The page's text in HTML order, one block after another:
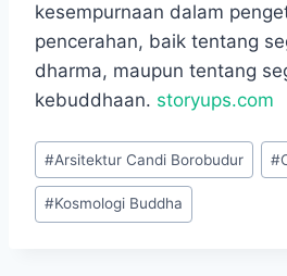
kesempurnaan dalam
pencerahan, baik tentang
dharma, maupun tentang
kebuddhaan. storyups.com
Post
Tags:
#Arsitektur Candi Borobudur #
#Kosmologi Buddha